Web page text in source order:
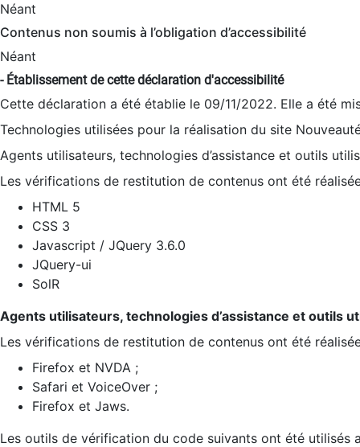
Néant
Contenus non soumis à l’obligation d’accessibilité
Néant
- Établissement de cette déclaration d'accessibilité
Cette déclaration a été établie le 09/11/2022. Elle a été
Technologies utilisées pour la réalisation du site
Agents utilisateurs, technologies d’assistance et outils
Les vérifications de restitution de contenus ont été
HTML 5
CSS 3
Javascript / JQuery 3.6.0
JQuery-ui
SolR
Agents utilisateurs, technologies d’assistance et outils
Les vérifications de restitution de contenus ont été
Firefox et NVDA ;
Safari et VoiceOver ;
Firefox et Jaws.
Les outils de vérification du code suivants ont été utilisés